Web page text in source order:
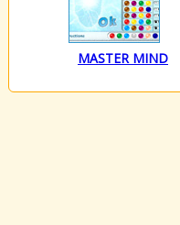
MASTER MIND